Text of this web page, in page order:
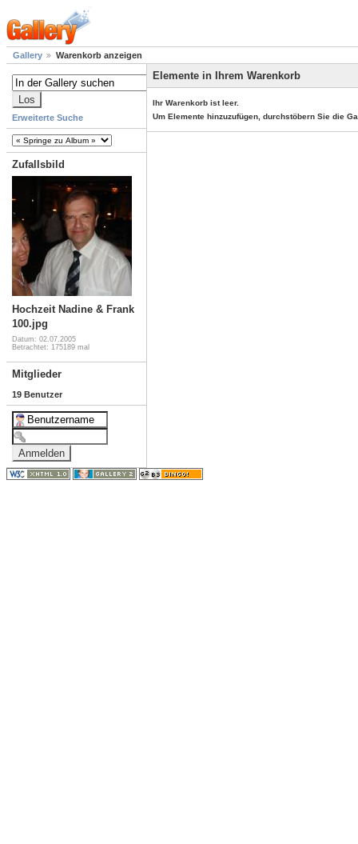
Gallery Warenkorb anzeigen
Erweiterte Suche
Zufallsbild
Hochzeit Nadine & Frank
100.jpg
Datum: 02.07.2005
Betrachtet: 175189 mal
Mitglieder
19 Benutzer
Elemente in Ihrem Warenkorb
Ihr Warenkorb ist leer.
Um Elemente hinzuzufügen, durchstöbern Sie die